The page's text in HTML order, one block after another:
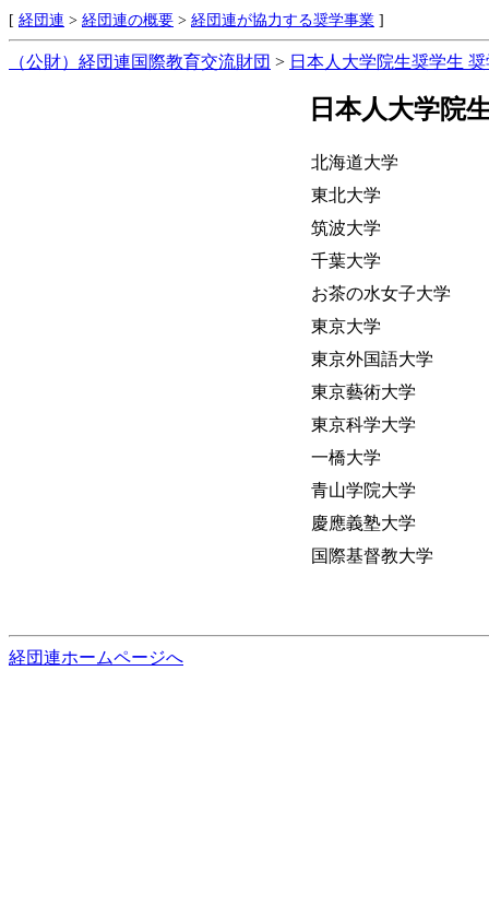
[ 経団連 > 経団連の概要 > 経団連が協力する奨学事業 ]
（公財）経団連国際教育交流財団 > 日本人大学院生奨学生
日本人大学院
北海道大学
東北大学
筑波大学
千葉大学
お茶の水女子大学
東京大学
東京外国語大学
東京藝術大学
東京科学大学
一橋大学
青山学院大学
慶應義塾大学
国際基督教大学
経団連ホームページへ